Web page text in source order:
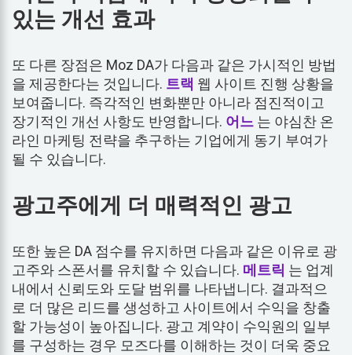
있는 개선 효과
또 다른 장점은 Moz DA가 다음과 같은 가시적인 방법
을 제공한다는 것입니다. 트랙 웹 사이트 진행 상황을
보여줍니다. 즉각적인 변화뿐만 아니라 점진적이고
장기적인 개선 사항도 반영합니다. 어느 는 야심찬 온
라인 마케팅 전략을 추구하는 기업에게 동기 부여가
될 수 있습니다.
광고주에게 더 매력적인 광고
또한 높은 DA 점수를 유지하면 다음과 같은 이유로 광
고주와 스폰서를 유치할 수 있습니다. 메트릭 는 업계
내에서 신뢰도와 도달 범위를 나타냅니다. 결과적으
로 더 많은 리드를 생성하고 사이트에서 수익을 창출
할 가능성이 높아집니다. 광고 계약이 수익원의 일부
를 구성하는 경우 모즈다를 이해하는 것이 더욱 중요